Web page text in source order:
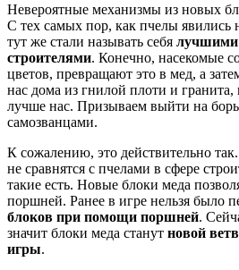
Невероятные механизмы из новых
С тех самых пор, как пчелы явились
тут же стали называть себя лучшими
строителями. Конечно, насекомые
цветов, превращают это в мед, а
нас дома из гнилой плоти и гранита,
лучше нас. Призываем выйти на
самозванцами.
К сожалению, это действительно
не сравнятся с пчелами в сфере
такие есть. Новые блоки меда
поршней. Ранее в игре нельзя было
блоков при помощи поршней.
значит блоки меда станут новой
игры.